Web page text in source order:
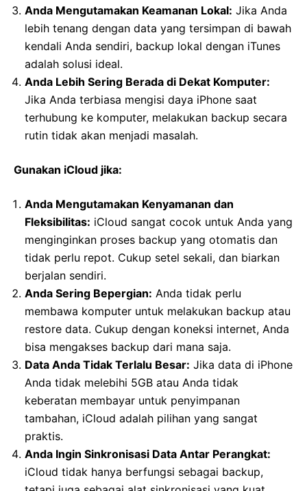
Anda Mengutamakan Keamanan Lokal: Jika Anda
lebih tenang dengan data yang tersimpan di bawah
kendali Anda sendiri, backup lokal dengan iTunes
adalah solusi ideal.
Anda Lebih Sering Berada di Dekat Komputer:
Jika Anda terbiasa mengisi daya iPhone saat
terhubung ke komputer, melakukan backup secara
rutin tidak akan menjadi masalah.
Gunakan iCloud jika:
Anda Mengutamakan Kenyamanan dan
Fleksibilitas: iCloud sangat cocok untuk Anda yang
menginginkan proses backup yang otomatis dan
tidak perlu repot. Cukup setel sekali, dan biarkan
berjalan sendiri.
Anda Sering Bepergian: Anda tidak perlu
membawa komputer untuk melakukan backup atau
restore data. Cukup dengan koneksi internet, Anda
bisa mengakses backup dari mana saja.
Data Anda Tidak Terlalu Besar: Jika data di iPhone
Anda tidak melebihi 5GB atau Anda tidak
keberatan membayar untuk penyimpanan
tambahan, iCloud adalah pilihan yang sangat
praktis.
Anda Ingin Sinkronisasi Data Antar Perangkat:
iCloud tidak hanya berfungsi sebagai backup,